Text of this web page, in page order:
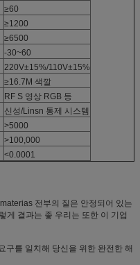
≥60
≥1200
≥6500
-30~60
220V±15%/110V±15%
≥16.7M 색깔
RF S 영상 RGB 등
신성/Linsn 통제 시스템
>5000
>100,000
<0.0001
전부의 질은 안정되어 있는
게 결과는 좋 우리는 또한 이 기업
구를 일치해 당신을 위한 완전한 해